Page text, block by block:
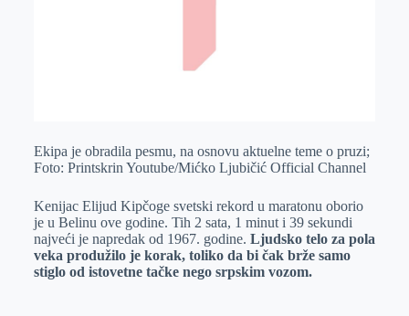
Ekipa je obradila pesmu, na osnovu aktuelne teme o pruzi;
Foto: Printskrin Youtube/Mićko Ljubičić Official Channel
Kenijac Elijud Kipčoge svetski rekord u maratonu oborio
je u Belinu ove godine. Tih 2 sata, 1 minut i 39 sekundi
najveći je napredak od 1967. godine. Ljudsko telo za pola
veka produžilo je korak, toliko da bi čak brže samo
stiglo od istovetne tačke nego srpskim vozom.